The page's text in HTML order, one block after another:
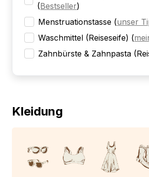
(Bestseller)
Menstruationstasse (unser
Waschmittel (Reiseseife) (
Zahnbürste & Zahnpasta
Kleidung